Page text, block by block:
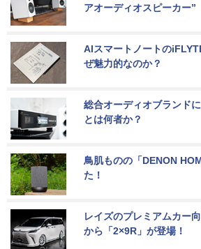
アオーディオスピーカー”
AIスマートノートの
ぜ魅力的なのか？
総合オーディオブランド
とは何者か？
鳥肌ものの「DENON
た！
レイズのプレミアムカー
から「2×9R」が登場！